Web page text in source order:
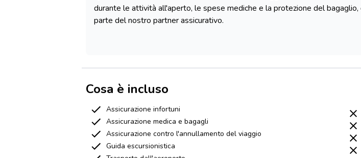
durante le attività all'aperto, le spese mediche e la protezione del
parte del nostro partner assicurativo.
Cosa è incluso
Assicurazione infortuni
Assicurazione medica e bagagli
Assicurazione contro l'annullamento del viaggio
Guida escursionistica